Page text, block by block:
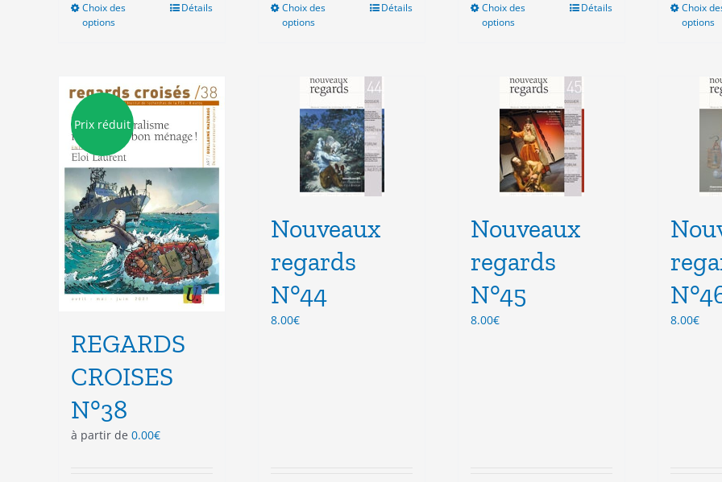
Choix des
options
Les
peuvent
choisies
sur
la
page
du
produit
Détails
Choix des
options
variations.
Les
options
peuvent
être
choisies
sur
du
produit
Détails
Choix des
options
variations.
Les
options
peuvent
être
choisies
sur
du
produit
Détails
Choix
options
Prix réduit
REGARDS
CROISES
N°38
à partir de 0.00€
Nouveaux
regards
N°44
8.00€
Nouveaux
regards
N°45
8.00€ 8.00€